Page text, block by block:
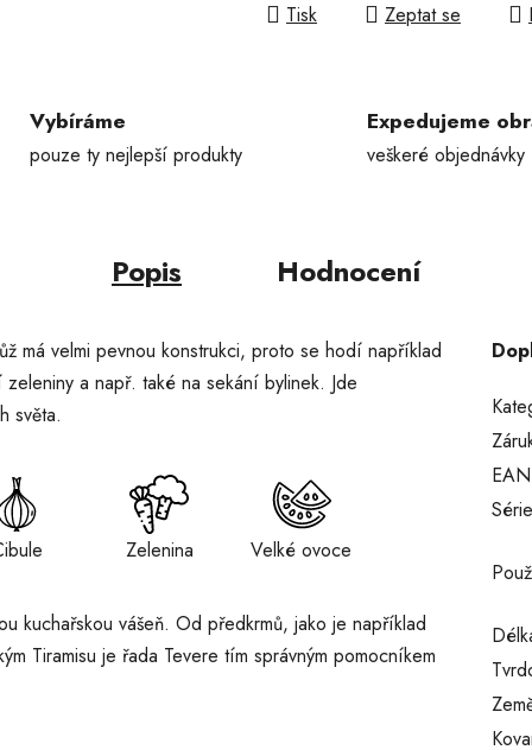
Tisk
Zeptat se
Vybíráme
pouze ty nejlepší produkty
Expedujeme
veškeré objednávky
Popis Hodnocení
má velmi pevnou konstrukci, proto se hodí například
a např. také na sekání bylinek. Jde
světa.
Zelenina Velké ovoce
kuchařskou vášeň. Od předkrmů, jako je například
Tiramisu je řada Tevere tím správným pomocníkem
EAN
Série